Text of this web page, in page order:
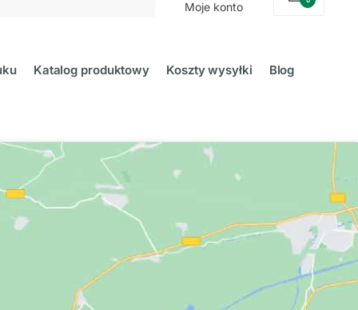
Moje konto
Katalog produktowy Koszty wysyłki Blog